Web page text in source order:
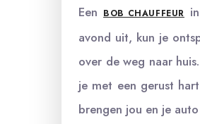
Een BOB CHAUFFEUR
avond uit, kun je
over de weg naar
je met een gerust
brengen jou en je